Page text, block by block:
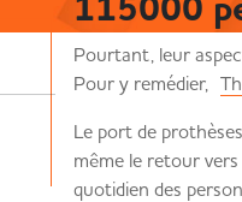
Pourtant, leur
Pour y remédier,
Le port de
même le retour
quotidien des